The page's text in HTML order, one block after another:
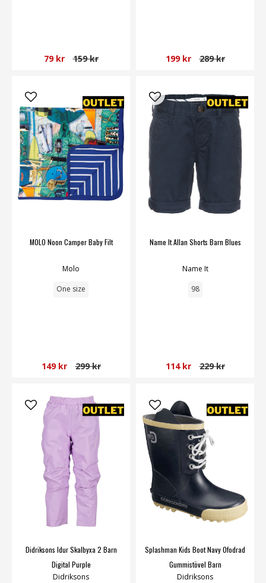
79 kr 159 kr 199 kr 289 kr
MOLO Noon Camper Baby Filt
Molo
One size
149 kr 299 kr
Name It Allan Shorts Barn Blues
Name It
98
114 kr 229 kr
Didriksons Idur Skalbyxa 2 Barn
Digital Purple
Didriksons
Splashman Kids Boot Navy Ofodrad
Gummistövel Barn
Didriksons